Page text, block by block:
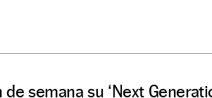
semana su ‘Next